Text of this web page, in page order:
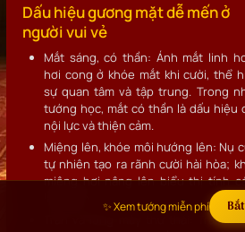
Dấu hiệu gương mặt dễ mến ở
người vui vẻ
Mắt sáng, có thần: Ánh mắt linh
hơi cong ở khóe mắt khi cười, thể
sự quan tâm và tập trung. Trong
tướng học, mắt có thần là dấu hiệu
nội lực và thiện cảm.
Miệng lên, khóe môi hướng lên: Nụ
tự nhiên tạo ra rãnh cười hài hòa;
miệng hơi nâng lên biểu thị tính
Trán và lông mày thư thái: Trán
✨ Xem tướng miễn phí